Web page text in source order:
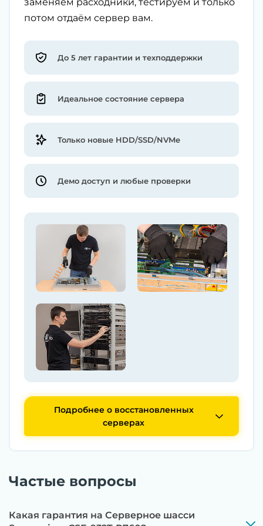
потом отдаём сервер вам.
До 5 лет гарантии и техподдержки
Идеальное состояние сервера
Только новые HDD/SSD/NVMe
Демо доступ и любые проверки
Подробнее о восстановленных
серверах
Частые вопросы
Какая гарантия на Серверное шасси